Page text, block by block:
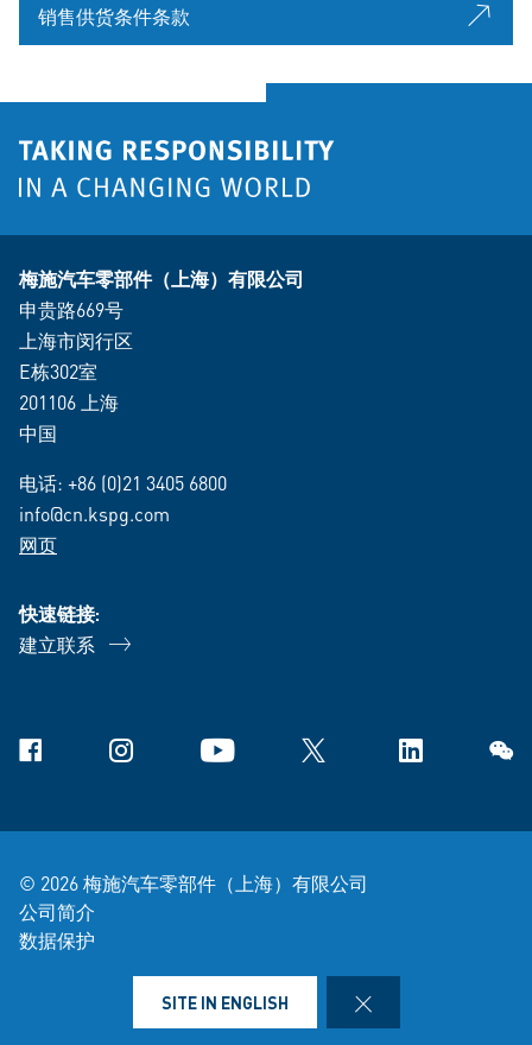
销售供货条件条款
梅施汽车零部件（上海）有限公司
申贵路669号
上海市闵行区
E栋302室
201106 上海
中国
电话: +86 (0)21 3405 6800
info@cn.kspg.com
网页
快速链接:
建立联系
Facebook Instagram YouTube X Linkedin 微信
© 2026 梅施汽车零部件（上海）有限公司
公司简介
数据保护
SITE IN ENGLISH CLOSE